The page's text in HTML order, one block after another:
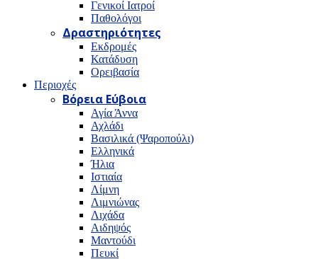
Γενικοί Ιατροί
Παθολόγοι
Δραστηριότητες
Εκδρομές
Κατάδυση
Ορειβασία
Περιοχές
Βόρεια Εύβοια
Αγία Άννα
Αχλάδι
Βασιλικά (Ψαροπούλι)
Ελληνικά
Ήλια
Ιστιαία
Λίμνη
Λιμνιώνας
Λιχάδα
Αιδηψός
Μαντούδι
Πευκί